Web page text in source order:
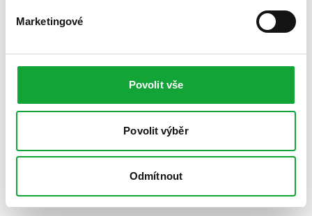
Marketingové
Povolit vše
Povolit výběr
Odmítnout